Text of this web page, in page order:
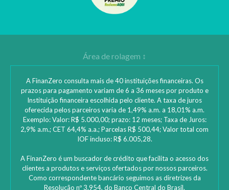
A FinanZero consulta mais de 40 instituições financeiras. Os
prazos para pagamento variam de 6 a 36 meses por produto e
Instituição financeira escolhida pelo cliente. A taxa de juros
oferecida pelos parceiros varia de 1,49% a.m. a 18,01% a.m.
Exemplo: Valor: R$ 5.000,00; prazo: 12 meses; Taxa de Juros:
2,9% a.m.; CET 64,4% a.a.; Parcelas R$ 500,44; Valor total com
IOF incluso: R$ 6.005,28.
A FinanZero é um buscador de crédito que facilita o acesso dos
clientes a produtos e serviços ofertados por nossos parceiros.
Como correspondente bancário seguimos as diretrizes da
Resolução nº 3.954, do Banco Central do Brasil.